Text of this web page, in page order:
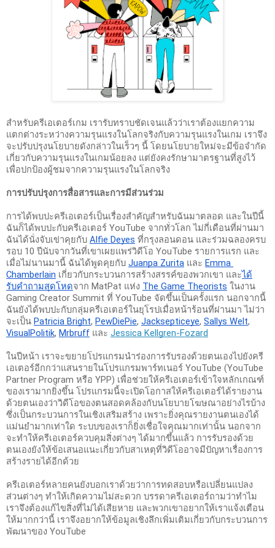
สำหรับครีเอเตอร์เกม เรารับทราบชัดเจนแล้วว่าเราต้องแยกความ
แตกต่างระหว่างความรุนแรงในโลกจริงกับความรุนแรงในเกม เราจึง
จะปรับปรุงนโยบายดังกล่าวในเร็วๆ นี้ โดยนโยบายใหม่จะมีข้อจำกัด
เกี่ยวกับความรุนแรงในเกมน้อยลง แต่ยังคงรักษามาตรฐานที่สูงไว้
เพื่อปกป้องผู้ชมจากความรุนแรงในโลกจริง
การปรับปรุงการสื่อสารและการมีส่วนร่วม
การได้พบปะครีเอเตอร์เป็นเรื่องสำคัญสำหรับฉันมาตลอด และในปีนี้
ฉันก็ได้พบปะกับครีเอเตอร์ YouTube จากทั่วโลก ไม่กี่เดือนที่ผ่านมา
ฉันได้นั่งจับเข่าคุยกับ Alfie Deyes ที่กรุงลอนดอน และร่วมฉลองครบ
รอบ 10 ปีนับจากวันที่เขาเผยแพร่วิดีโอ YouTube รายการแรก และ
เมื่อไม่นานมานี้ ฉันได้พูดคุยกับ Juanpa Zurita และ Emma
Chamberlain เกี่ยวกับกระบวนการสร้างสรรค์ของพวกเขา และได้
รับคำถามสุดโหดจาก MatPat แห่ง The Game Theorists ในงาน
Gaming Creator Summit ที่ YouTube จัดขึ้นเป็นครั้งแรก นอกจากนี้
ฉันยังได้พบปะกับกลุ่มครีเอเตอร์ในยุโรปเมื่อหน้าร้อนที่ผ่านมา ไม่ว่า
จะเป็น Patricia Bright, PewDiePie, Jacksepticeye, Sallys Welt
VisualPolitik, Mrbruff และ Jessica Kellgren-Fozard
ในปีหน้า เราจะขยายโปรแกรมนำร่องการรับรองด้วยตนเองไปยังครี
เอเตอร์อีกกว่าแสนรายในโปรแกรมพาร์ทเนอร์ YouTube (YouTube
Partner Program หรือ YPP) เพื่อช่วยให้ครีเอเตอร์เข้าใจหลักเกณฑ์
ของเรามากยิ่งขึ้น โปรแกรมนี้จะเปิดโอกาสให้ครีเอเตอร์ได้รายงาน
ด้วยตนเองว่าวิดีโอของตนสอดคล้องกับนโยบายโฆษณาอย่างไรบ้าง
ซึ่งเป็นกระบวนการในเชิงเสริมสร้าง เพราะยิ่งคุณรายงานตนเองได้
แม่นยำมากเท่าใด ระบบของเราก็ยิ่งเชื่อใจคุณมากเท่านั้น นอกจาก
จะทำให้ครีเอเตอร์ควบคุมสิ่งต่างๆ ได้มากขึ้นแล้ว การรับรองด้วย
ตนเองยังให้ข้อเสนอแนะเกี่ยวกับสาเหตุที่วิดีโออาจมีปัญหาเรื่องการ
สร้างรายได้อีกด้วย
ครีเอเตอร์หลายคนยังบอกเราด้วยว่าการทดสอบหรือเปลี่ยนแปลง
ส่วนต่างๆ ทำให้เกิดความไม่สะดวก บรรดาครีเอเตอร์ถามว่าทำไม
เราจึงต้องแก้ไขสิ่งที่ไม่ได้เสียหาย และพวกเขาอยากให้เราแจ้งเตือน
ให้มากกว่านี้ เราจึงอยากให้ข้อมูลเชิงลึกเพิ่มเติมเกี่ยวกับกระบวนการ
พัฒนาของ YouTube